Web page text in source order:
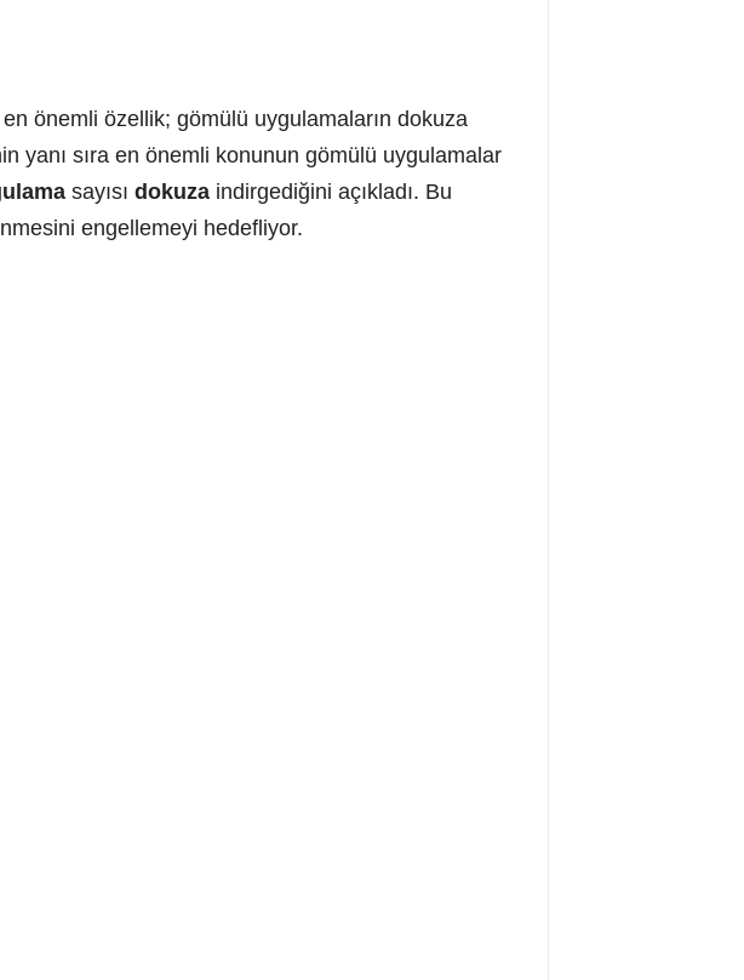
önemli özellik; gömülü uygulamaların dokuza
yanı sıra en önemli konunun gömülü uygulamalar
sayısı dokuzaindirgediğini açıkladı. Bu
engellemeyi hedefliyor.